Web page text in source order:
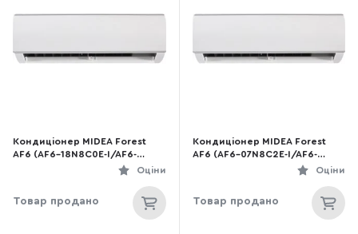
Кондиціонер MIDEA Forest
AF6 (AF6-18N8C0E-I/AF6-
Оціни
Товар продано
Кондиціонер MIDEA Forest
AF6 (AF6-07N8C2E-I/AF6-
Оціни
Товар продано